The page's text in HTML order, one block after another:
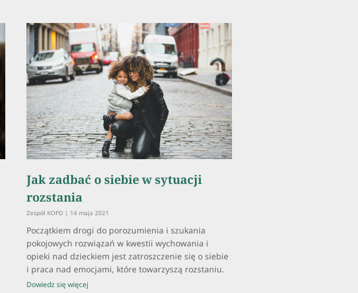
Jak zadbać o siebie w sytuacji
rozstania
Zespół KOPD 14 maja 2021
Początkiem drogi do porozumienia i szukania
pokojowych rozwiązań w kwestii wychowania i
opieki nad dzieckiem jest zatroszczenie się o siebie
i praca nad emocjami, które towarzyszą rozstaniu.
Dowiedz się więcej